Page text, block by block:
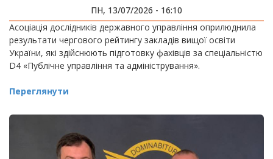
«ПУБЛІЧНЕ УПРАВЛІННЯ ТА АДМІНІСТРУВАННЯ»
ПН, 13/07/2026 - 16:10
Асоціація дослідників державного управління оприлюднила
результати чергового рейтингу закладів вищої освіти
України, які здійснюють підготовку фахівців за спеціальністю
D4 «Публічне управління та адміністрування».
Переглянути